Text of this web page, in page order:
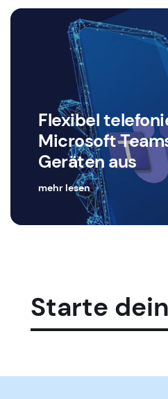
Flexibel
Microsoft
Geräten aus
mehr lesen
Starte